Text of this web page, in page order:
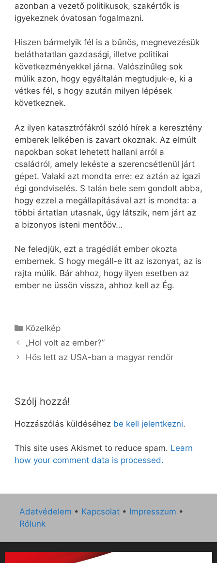
azonban a vezető politikusok, szakértők is
igyekeznek óvatosan fogalmazni.
Hiszen bármelyik fél is a bűnös, megnevezésük
beláthatatlan gazdasági, illetve politikai
következményekkel járna. Valószínűleg sok
múlik azon, hogy egyáltalán megtudjuk-e, ki a
vétkes fél, s hogy azután milyen lépések
következnek.
Az ilyen katasztrófákról szóló hírek a keresztény
emberek lelkében is zavart okoznak. Az elmúlt
napokban sokat lehetett hallani arról a
családról, amely lekéste a szerencsétlenül járt
gépet. Valaki azt mondta erre: ez aztán az igazi
égi gondviselés. S talán bele sem gondolt abba,
hogy ezzel a megállapításával azt is mondta: a
többi ártatlan utasnak, úgy látszik, nem járt az
a bizonyos isteni mentőöv…
Ne feledjük, ezt a tragédiát ember okozta
embernek. S hogy megáll-e itt az iszonyat, az is
rajta múlik. Bár ahhoz, hogy ilyen esetben az
ember ne üssön vissza, ahhoz kell az Ég.
Kategória
Közelkép
„Hol volt az ember?”
Hős lett az USA-ban a magyar rendőr
Szólj hozzá!
Hozzászólás küldéséhez be kell jelentkezni.
This site uses Akismet to reduce spam. Learn
how your comment data is processed.
Adatvédelem • Kapcsolat • Impresszum •
Rólunk